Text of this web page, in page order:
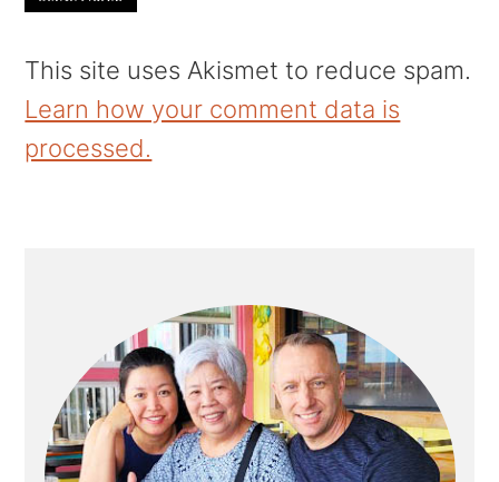
This site uses Akismet to reduce spam.
Learn how your comment data is
processed.